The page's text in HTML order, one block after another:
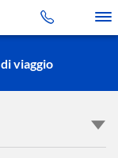
viaggio